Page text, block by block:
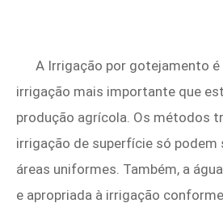
A Irrigação por gotejamento
irrigação mais importante que
produção agrícola. Os métodos
irrigação de superfície só podem
áreas uniformes. Também, a
e apropriada à irrigação